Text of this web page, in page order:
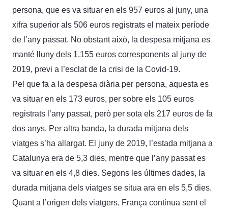
persona, que es va situar en els 957 euros al juny, una
xifra superior als 506 euros registrats el mateix període
de l’any passat. No obstant això, la despesa mitjana es
manté lluny dels 1.155 euros corresponents al juny de
2019, previ a l’esclat de la crisi de la Covid-19.
Pel que fa a la despesa diària per persona, aquesta es
va situar en els 173 euros, per sobre els 105 euros
registrats l’any passat, però per sota els 217 euros de fa
dos anys. Per altra banda, la durada mitjana dels
viatges s’ha allargat. El juny de 2019, l’estada mitjana a
Catalunya era de 5,3 dies, mentre que l’any passat es
va situar en els 4,8 dies. Segons les últimes dades, la
durada mitjana dels viatges se situa ara en els 5,5 dies.
Quant a l’origen dels viatgers, França continua sent el